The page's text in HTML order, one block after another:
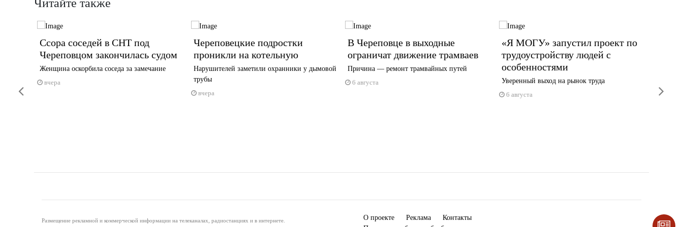
Читайте также
Ссора соседей в СНТ под
Череповцом закончилась судом
Женщина оскорбила соседа за замечание
вчера
Череповецкие подростки
проникли на котельную
Нарушителей заметили охранники у дымовой
трубы
вчера
В Череповце в выходные
ограничат движение трамваев
Причина — ремонт трамвайных путей
6 августа
«Я МОГУ» запустил проект по
трудоустройству людей с
особенностями
Уверенный выход на рынок труда
6 августа
Размещение рекламной и коммерческой информации на телеканалах, радиостанциях и в интернете. О проекте Реклама
Контакты